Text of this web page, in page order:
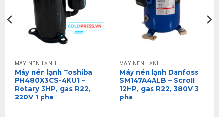
MÁY NÉN LẠNH
Máy nén lạnh Toshiba
PH480X3CS-4KU1 –
Rotary 3HP, gas R22,
220V 1 pha
MÁY NÉN LẠNH
Máy nén lạnh Danfoss
SM147A4ALB – Scroll
12HP, gas R22, 380V 3
pha